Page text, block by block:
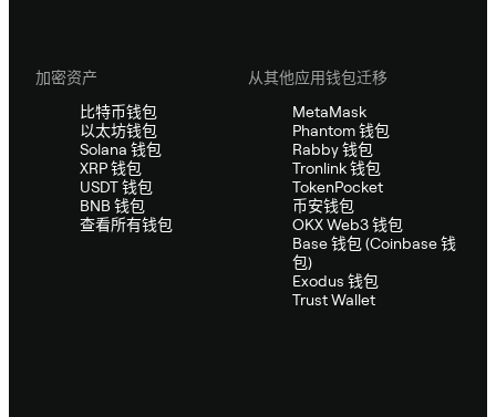
加密资产
比特币钱包
以太坊钱包
Solana 钱包
XRP 钱包
USDT 钱包
BNB 钱包
查看所有钱包
从其他应用钱包迁移
MetaMask
Phantom 钱包
Rabby 钱包
Tronlink 钱包
TokenPocket
币安钱包
OKX Web3 钱包
Base 钱包 (Coinbase 钱
包)
Exodus 钱包
Trust Wallet